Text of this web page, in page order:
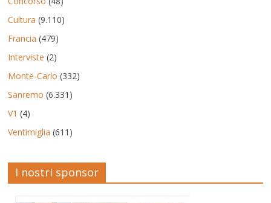
Cultura (9.110)
Francia (479)
Interviste (2)
Monte-Carlo (332)
Sanremo (6.331)
V1 (4)
Ventimiglia (611)
I nostri sponsor